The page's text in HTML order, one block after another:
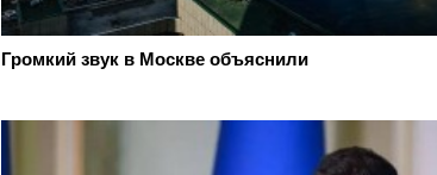
Громкий звук в Москве объяснили